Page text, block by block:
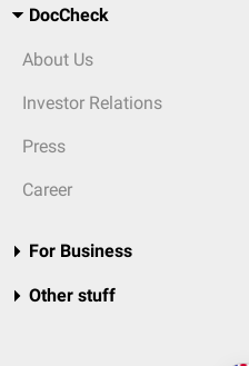
DocCheck
About Us
Investor Relations
Press
Career
For Business
Other stuff